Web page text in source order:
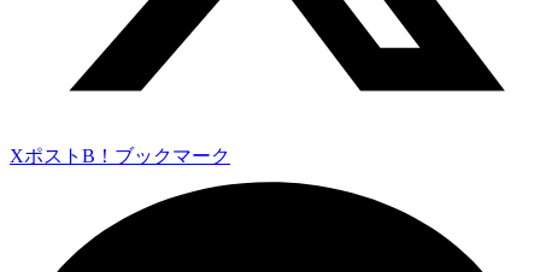
Xポスト B！ブックマーク